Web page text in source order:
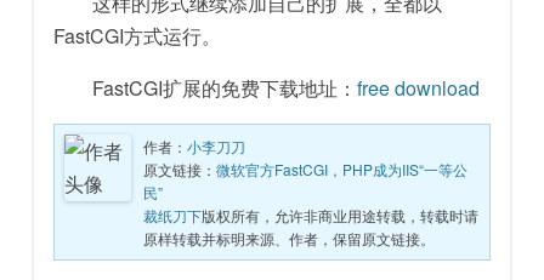
FastCGI方式运行。
FastCGI扩展的免费下载地址：free download
作者：小李刀刀
原文链接：微软官方FastCGI，PHP成为IIS“一等公
民”
裁纸刀下版权所有，允许非商业用途转载，转载时请
原样转载并标明来源、作者，保留原文链接。